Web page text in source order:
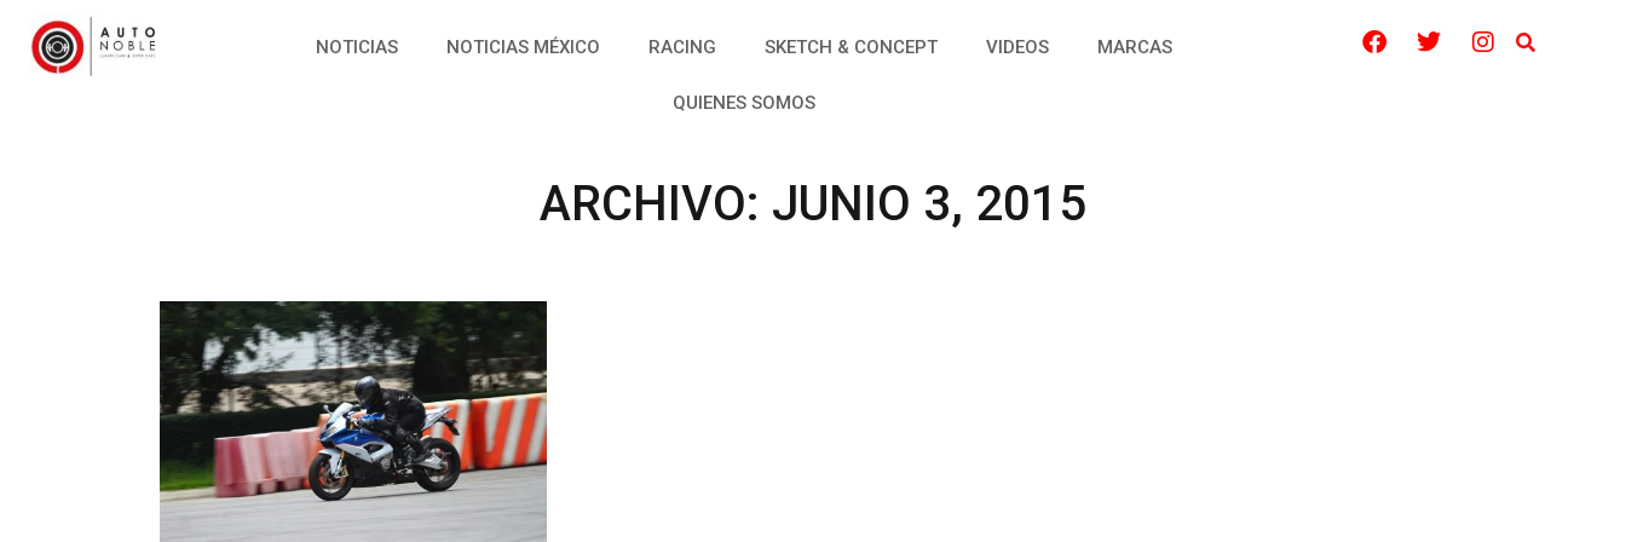
NOTICIAS NOTICIAS MÉXICO RACING SKETCH & CONCEPT VIDEOS MARCAS
QUIENES SOMOS
ARCHIVO: JUNIO 3, 2015